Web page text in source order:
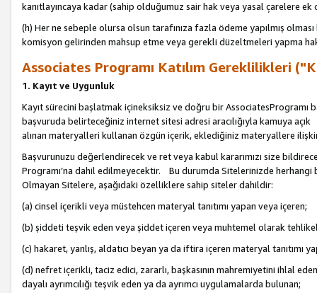
kanıtlayıncaya kadar (sahip olduğumuz sair hak veya yasal çarelere
(h) Her ne sebeple olursa olsun tarafınıza fazla ödeme yapılmış
komisyon gelirinden mahsup etme veya gerekli düzeltmeleri yapma
Associates Programı Katılım Gereklilikleri
1. Kayıt ve Uygunluk
Kayıt sürecini başlatmak içineksiksiz ve doğru bir AssociatesProgramı
başvuruda belirteceğiniz internet sitesi adresi aracılığıyla kamuya
alınan materyalleri kullanan özgün içerik, eklediğiniz materyallere
Başvurunuzu değerlendirecek ve ret veya kabul kararımızı size
Programı’na dahil edilmeyecektir. Bu durumda Sitelerinizde herhangi
Olmayan Sitelere, aşağıdaki özelliklere sahip siteler dahildir:
(a) cinsel içerikli veya müstehcen materyal tanıtımı yapan veya içeren;
(b) şiddeti teşvik eden veya şiddet içeren veya muhtemel olarak
(c) hakaret, yanlış, aldatıcı beyan ya da iftira içeren materyal tanıtımı
(d) nefret içerikli, taciz edici, zararlı, başkasının mahremiyetini ihlal
dayalı ayrımcılığı teşvik eden ya da ayrımcı uygulamalarda bulunan;